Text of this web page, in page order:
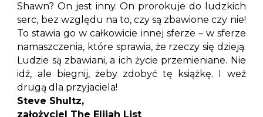
Shawn? On jest inny. On prorokuje do ludzkich
serc, bez względu na to, czy są zbawione czy nie!
To stawia go w całkowicie innej sferze – w sferze
namaszczenia, które sprawia, że rzeczy się dzieją.
Ludzie są zbawiani, a ich życie przemieniane. Nie
idź, ale biegnij, żeby zdobyć tę książkę. I weź
drugą dla przyjaciela!
Steve Shultz,
założyciel The Elijah List